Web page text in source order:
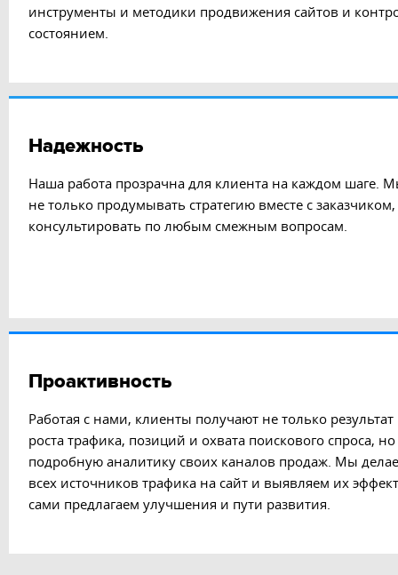
инструменты и методики продвижения сайтов и
состоянием.
Надежность
Наша работа прозрачна для клиента на каждом шаге.
не только продумывать стратегию вместе с
консультировать по любым смежным вопросам.
Проактивность
Работая с нами, клиенты получают не только
роста трафика, позиций и охвата поискового спроса,
подробную аналитику своих каналов продаж. Мы
всех источников трафика на сайт и выявляем их
сами предлагаем улучшения и пути развития.